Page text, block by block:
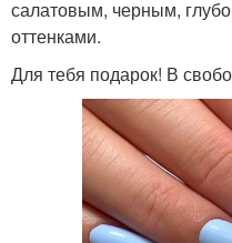
салатовым, черным,
оттенками.
Для тебя подарок! В